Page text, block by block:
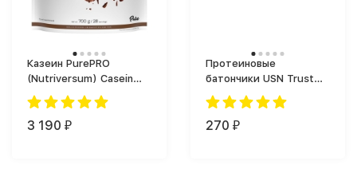
Казеин PurePRO
(Nutriversum) Casein
Pro (700 г)
3 190 ₽
Протеиновые
батончики USN Trust
Crunch Protein Bar (60
г)
270 ₽